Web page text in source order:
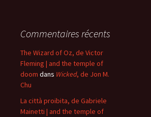
Commentaires récents
The Wizard of Oz, de Victor
Fleming | and the temple of
doom dans Wicked, de Jon M.
Chu
La città proibita, de Gabriele
Mainetti | and the temple of